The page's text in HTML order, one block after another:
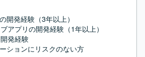
開発経験（3年以上）
アプリの開発経験（1年以上）
発経験
ションにリスクのない方